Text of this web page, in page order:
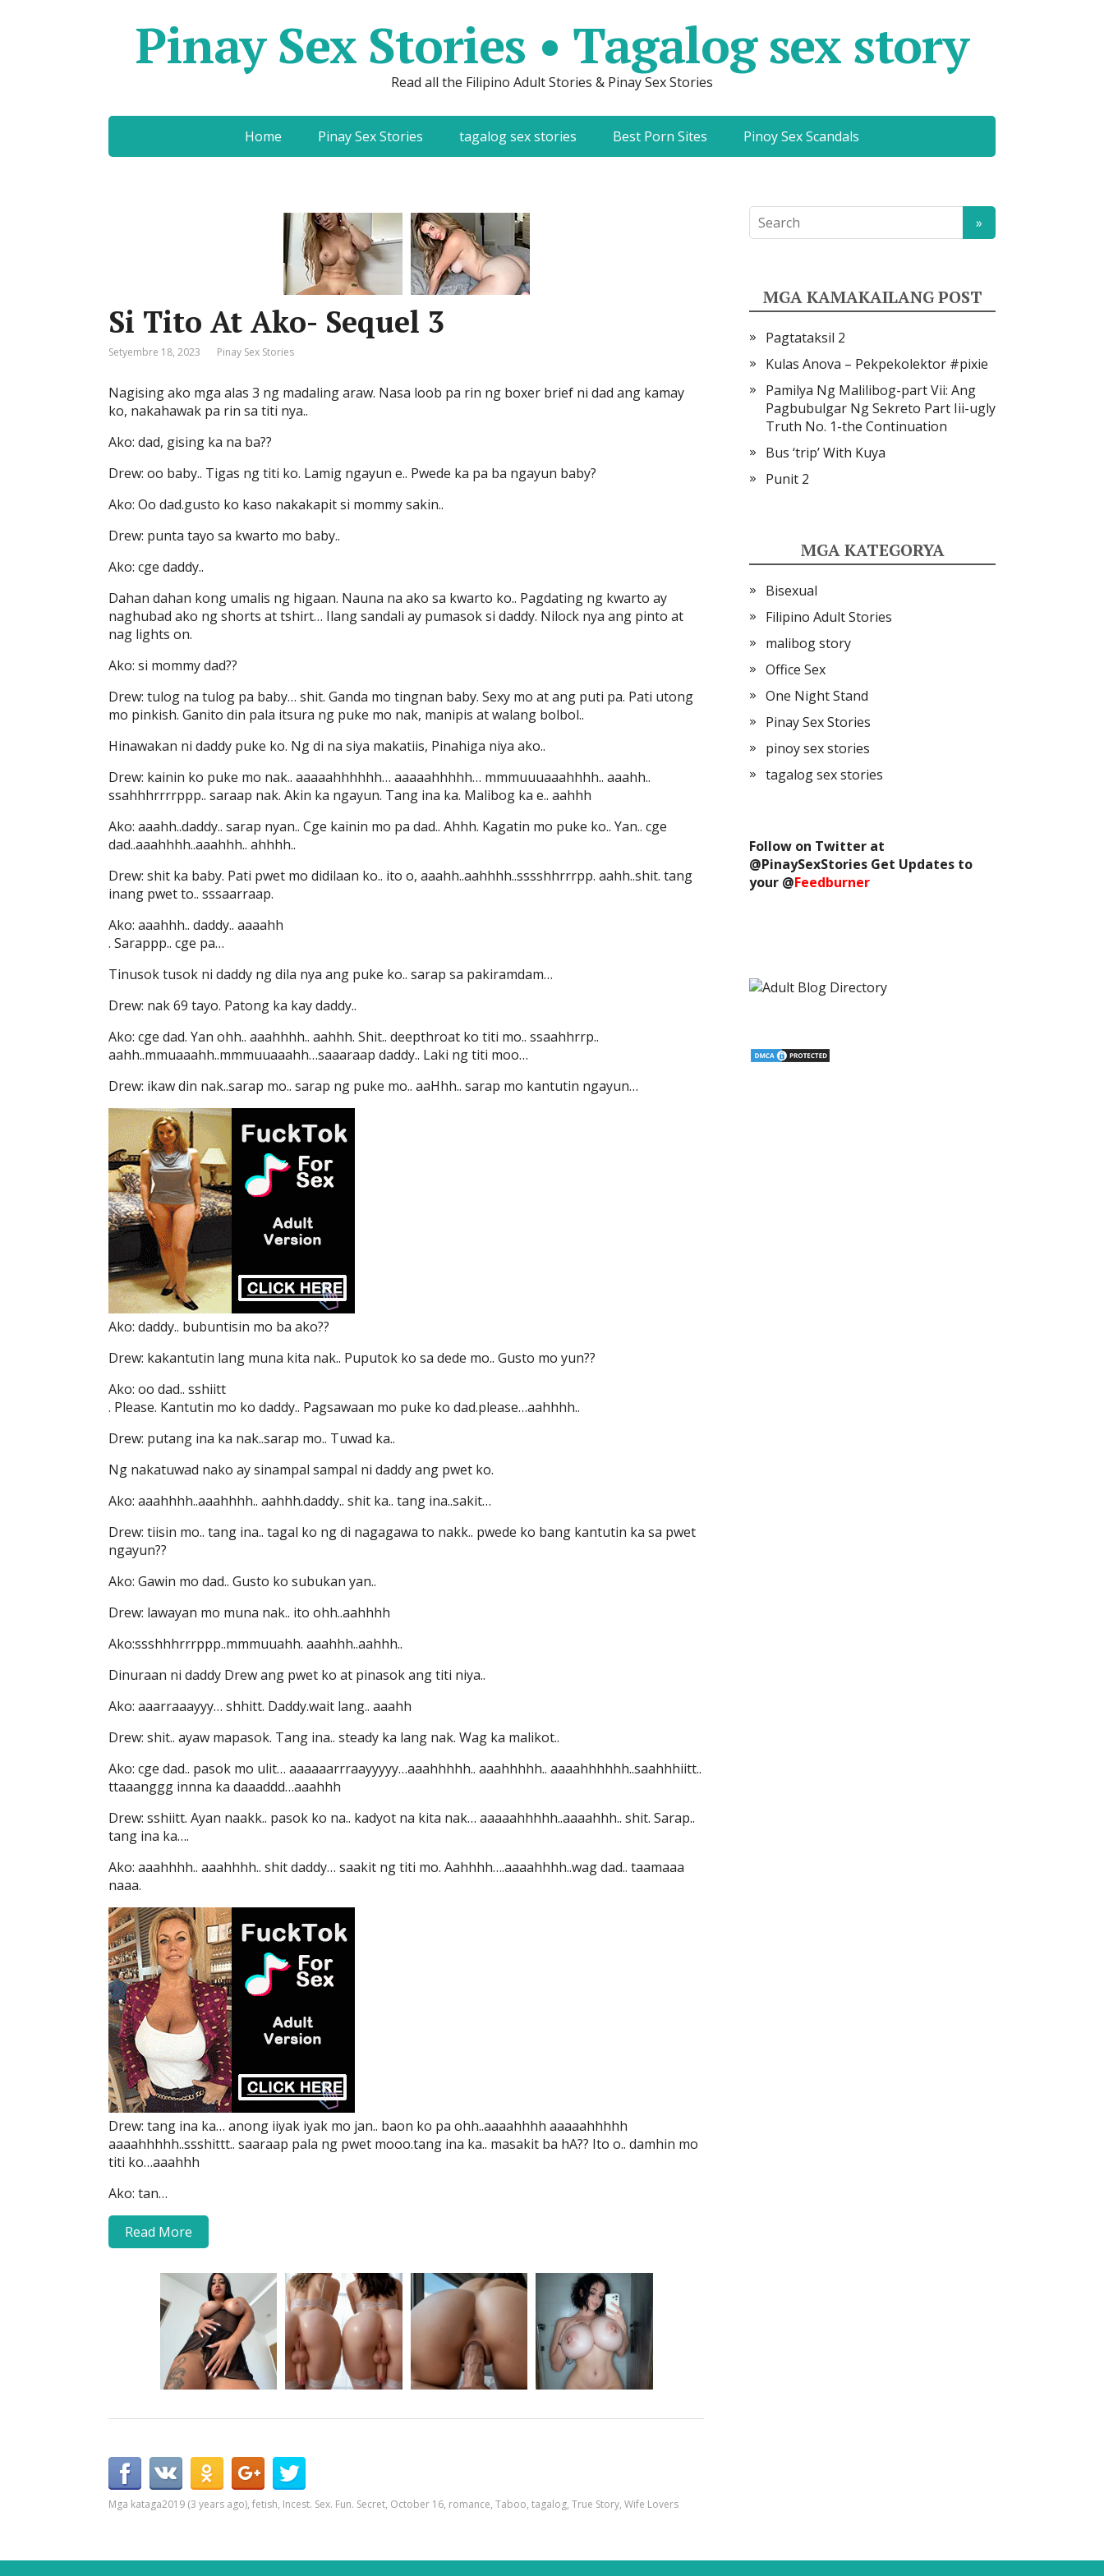
Pinay Sex Stories • Tagalog sex story
Read all the Filipino Adult Stories & Pinay Sex Stories
Home Pinay Sex Stories tagalog sex stories Best Porn Sites Pinoy Sex Scandals
Si Tito At Ako- Sequel 3
Setyembre 18, 2023 Pinay Sex Stories
Nagising ako mga alas 3 ng madaling araw. Nasa loob pa rin ng boxer brief ni dad ang kamay
ko, nakahawak pa rin sa titi nya..
Ako: dad, gising ka na ba??
Drew: oo baby.. Tigas ng titi ko. Lamig ngayun e.. Pwede ka pa ba ngayun baby?
Ako: Oo dad.gusto ko kaso nakakapit si mommy sakin..
Drew: punta tayo sa kwarto mo baby..
Ako: cge daddy..
Dahan dahan kong umalis ng higaan. Nauna na ako sa kwarto ko.. Pagdating ng kwarto ay
naghubad ako ng shorts at tshirt… Ilang sandali ay pumasok si daddy. Nilock nya ang pinto at
nag lights on.
Ako: si mommy dad??
Drew: tulog na tulog pa baby… shit. Ganda mo tingnan baby. Sexy mo at ang puti pa. Pati utong
mo pinkish. Ganito din pala itsura ng puke mo nak, manipis at walang bolbol..
Hinawakan ni daddy puke ko. Ng di na siya makatiis, Pinahiga niya ako..
Drew: kainin ko puke mo nak.. aaaaahhhhhh… aaaaahhhhh… mmmuuuaaahhhh.. aaahh..
ssahhhrrrrppp.. saraap nak. Akin ka ngayun. Tang ina ka. Malibog ka e.. aahhh
Ako: aaahh..daddy.. sarap nyan.. Cge kainin mo pa dad.. Ahhh. Kagatin mo puke ko.. Yan.. cge
dad..aaahhhh..aaahhh.. ahhhh..
Drew: shit ka baby. Pati pwet mo didilaan ko.. ito o, aaahh..aahhhh..sssshhrrrpp. aahh..shit. tang
inang pwet to.. sssaarraap.
Ako: aaahhh.. daddy.. aaaahh
. Sarappp.. cge pa…
Tinusok tusok ni daddy ng dila nya ang puke ko.. sarap sa pakiramdam…
Drew: nak 69 tayo. Patong ka kay daddy..
Ako: cge dad. Yan ohh.. aaahhhh.. aahhh. Shit.. deepthroat ko titi mo.. ssaahhrrp..
aahh..mmuaaahh..mmmuuaaahh…saaaraap daddy.. Laki ng titi moo…
Drew: ikaw din nak..sarap mo.. sarap ng puke mo.. aaHhh.. sarap mo kantutin ngayun…
Ako: daddy.. bubuntisin mo ba ako??
Drew: kakantutin lang muna kita nak.. Puputok ko sa dede mo.. Gusto mo yun??
Ako: oo dad.. sshiitt
. Please. Kantutin mo ko daddy.. Pagsawaan mo puke ko dad.please…aahhhh..
Drew: putang ina ka nak..sarap mo.. Tuwad ka..
Ng nakatuwad nako ay sinampal sampal ni daddy ang pwet ko.
Ako: aaahhhh..aaahhhh.. aahhh.daddy.. shit ka.. tang ina..sakit…
Drew: tiisin mo.. tang ina.. tagal ko ng di nagagawa to nakk.. pwede ko bang kantutin ka sa pwet
ngayun??
Ako: Gawin mo dad.. Gusto ko subukan yan..
Drew: lawayan mo muna nak.. ito ohh..aahhhh
Ako:ssshhhrrrppp..mmmuuahh. aaahhh..aahhh..
Dinuraan ni daddy Drew ang pwet ko at pinasok ang titi niya..
Ako: aaarraaayyy… shhitt. Daddy.wait lang.. aaahh
Drew: shit.. ayaw mapasok. Tang ina.. steady ka lang nak. Wag ka malikot..
Ako: cge dad.. pasok mo ulit… aaaaaarrraayyyyy…aaahhhhh.. aaahhhhh.. aaaahhhhhh..saahhhiitt..
ttaaanggg innna ka daaaddd…aaahhh
Drew: sshiitt. Ayan naakk.. pasok ko na.. kadyot na kita nak… aaaaahhhhh..aaaahhh.. shit. Sarap..
tang ina ka….
Ako: aaahhhh.. aaahhhh.. shit daddy… saakit ng titi mo. Aahhhh….aaaahhhh..wag dad.. taamaaa
naaa.
Drew: tang ina ka… anong iiyak iyak mo jan.. baon ko pa ohh..aaaahhhh aaaaahhhhh
aaaahhhhh..ssshittt.. saaraap pala ng pwet mooo.tang ina ka.. masakit ba hA?? Ito o.. damhin mo
titi ko…aaahhh
Ako: tan…
Read More
Mga kataga2019 (3 years ago), fetish, Incest. Sex. Fun. Secret, October 16, romance, Taboo, tagalog, True Story, Wife Lovers
MGA KAMAKAILANG POST
Pagtataksil 2
Kulas Anova – Pekpekolektor #pixie
Pamilya Ng Malilibog-part Vii: Ang
Pagbubulgar Ng Sekreto Part Iii-ugly
Truth No. 1-the Continuation
Bus ‘trip’ With Kuya
Punit 2
MGA KATEGORYA
Bisexual
Filipino Adult Stories
malibog story
Office Sex
One Night Stand
Pinay Sex Stories
pinoy sex stories
tagalog sex stories
Follow on Twitter at
@PinaySexStories Get Updates to
your @Feedburner